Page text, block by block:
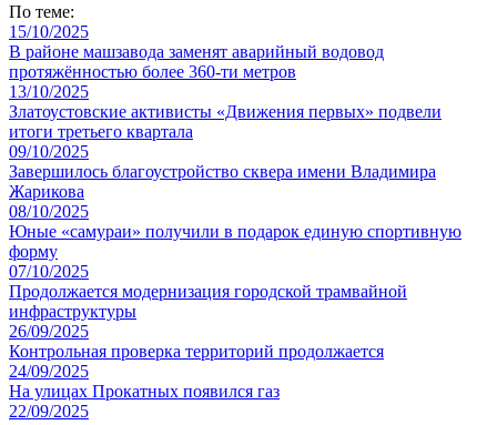
По теме:
15/10/2025
В районе машзавода заменят аварийный водовод
протяжённостью более 360-ти метров
13/10/2025
Златоустовские активисты «Движения первых» подвели
итоги третьего квартала
09/10/2025
Завершилось благоустройство сквера имени Владимира
Жарикова
08/10/2025
Юные «самураи» получили в подарок единую спортивную
форму
07/10/2025
Продолжается модернизация городской трамвайной
инфраструктуры
26/09/2025
Контрольная проверка территорий продолжается
24/09/2025
На улицах Прокатных появился газ
22/09/2025